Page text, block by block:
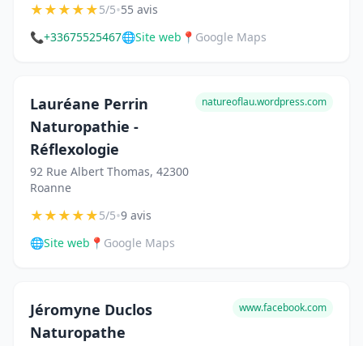
★★★★★5/5•55 avis
📞+33675525467🌐Site web 📍 Google Maps
Lauréane Perrin
Naturopathie -
Réflexologie
92 Rue Albert Thomas, 42300
Roanne
natureoflau.wordpress.com
★★★★★5/5•9 avis
🌐Site web 📍 Google Maps
Jéromyne Duclos
Naturopathe
www.facebook.com